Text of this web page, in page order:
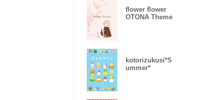
flower flower
OTONA Theme
kotorizukusi*S
ummer*